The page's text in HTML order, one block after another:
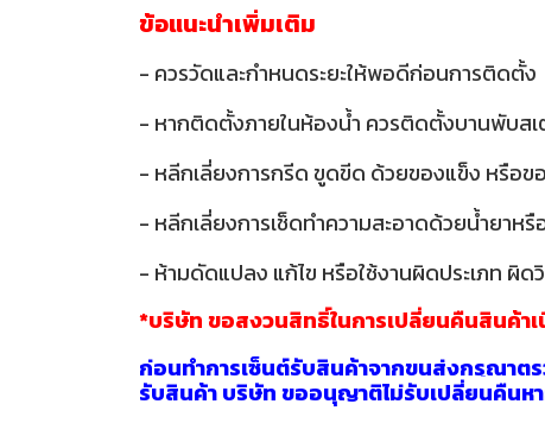
ข้อแนะนำเพิ่มเติม
- ควรวัดและกำหนดระยะให้พอดีก่อนการติดตั้ง
- หากติดตั้งภายในห้องน้ำ ควรติดตั้งบานพับส
- หลีกเลี่ยงการกรีด ขูดขีด ด้วยของแข็ง หรือข
- หลีกเลี่ยงการเช็ดทำความสะอาดด้วยน้ำยาห
- ห้ามดัดแปลง แก้ไข หรือใช้งานผิดประเภท ผิด
*บริษัท ขอสงวนสิทธิ์ในการเปลี่ยนคืนสินค้า
ก่อนทำการเซ็นต์รับสินค้าจากขนส่งกรุณาต
รับสินค้า บริษัท ขออนุญาติไม่รับเปลี่ยนคืนห